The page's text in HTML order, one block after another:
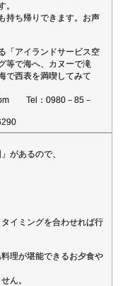
。
持ち帰りできます。お声
「アイランドサービス空
等で海へ、カヌーで滝
で西表を満喫してみて
Tel：0980－85－
があるので、
イミングを合わせれば行
理が堪能できるお夕食や
ん。